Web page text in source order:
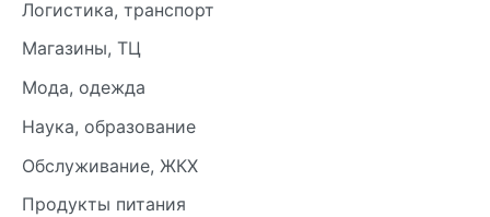
Логистика, транспорт
Магазины, ТЦ
Мода, одежда
Наука, образование
Обслуживание, ЖКХ
Продукты питания